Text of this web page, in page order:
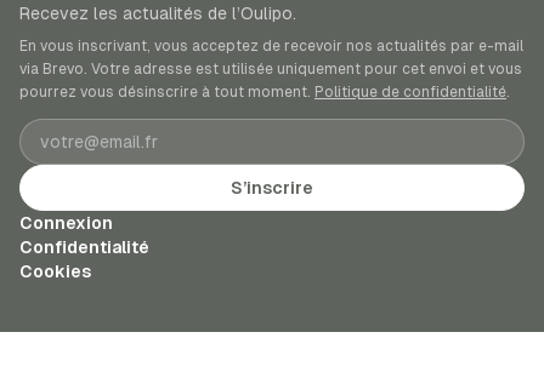
Recevez les actualités de l’Oulipo.
En vous inscrivant, vous acceptez de recevoir nos actualités par e-mail
via Brevo. Votre adresse est utilisée uniquement pour cet envoi et vous
pourrez vous désinscrire à tout moment. Politique de confidentialité.
Adresse e-mail
S’inscrire
Connexion
Confidentialité
Cookies